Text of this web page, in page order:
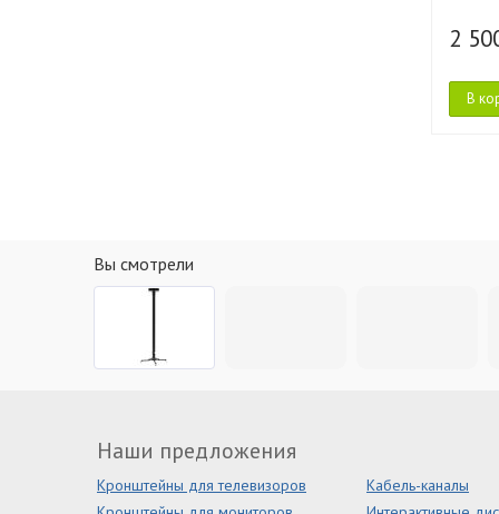
2
В
Вы смотрели
Наши предложения
Кронштейны для телевизоров
Кабель-каналы